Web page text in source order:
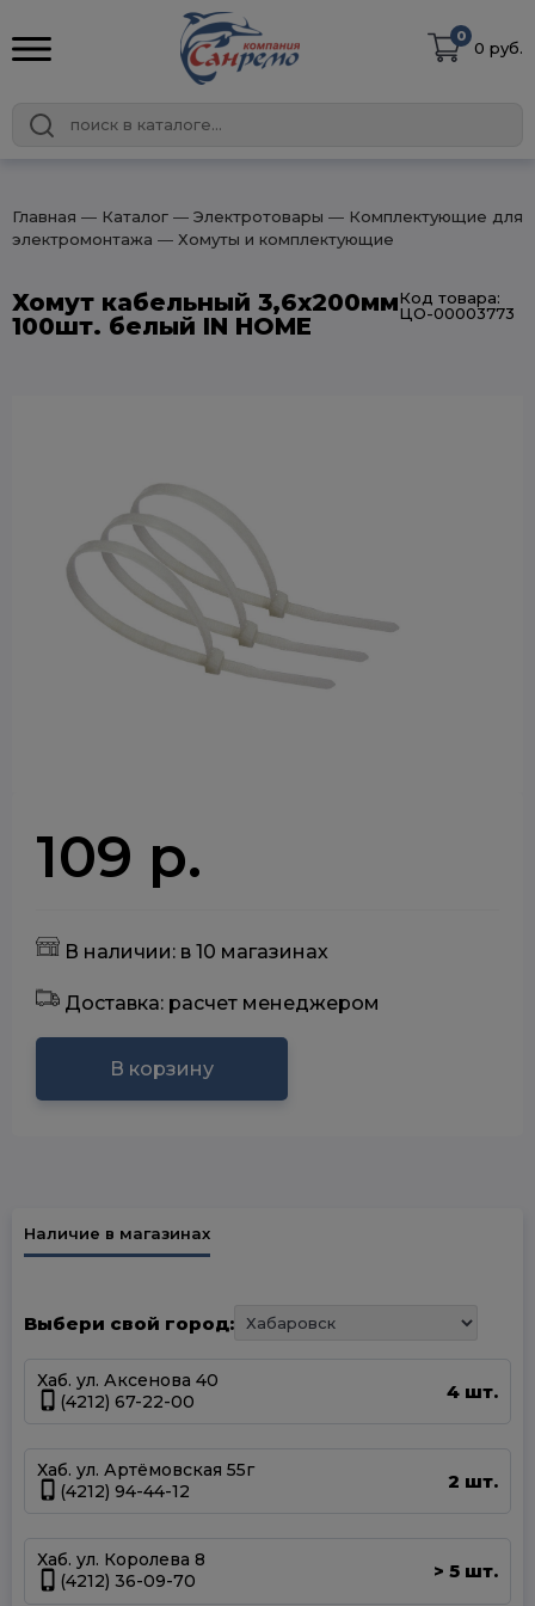
0
0 руб.
Главная ― Каталог ― Электротовары ― Комплектующие для
электромонтажа ― Хомуты и комплектующие
Хомут кабельный 3,6х200мм
100шт. белый IN HOME
Код товара:
ЦО-00003773
109 р.
В наличии: в 10 магазинах
Доставка: расчет менеджером
В корзину
Наличие в магазинах
Выбери свой город:
Хаб. ул. Аксенова 40
(4212) 67-22-00
4 шт.
Хаб. ул. Артёмовская 55г
(4212) 94-44-12
2 шт.
Хаб. ул. Королева 8
(4212) 36-09-70
> 5 шт.